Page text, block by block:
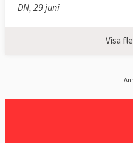
DN, 29 juni
Visa